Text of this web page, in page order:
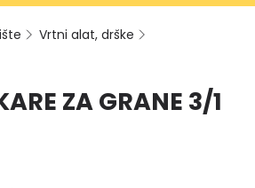
Vrtni alat, drške
ZA GRANE 3/1